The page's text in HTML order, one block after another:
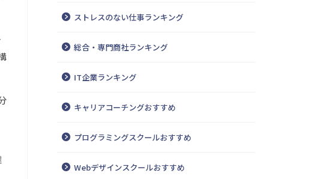
ストレスのない仕事ランキング
総合・専門商社ランキング
IT企業ランキング
キャリアコーチングおすすめ
プログラミングスクールおすすめ
Webデザインスクールおすすめ